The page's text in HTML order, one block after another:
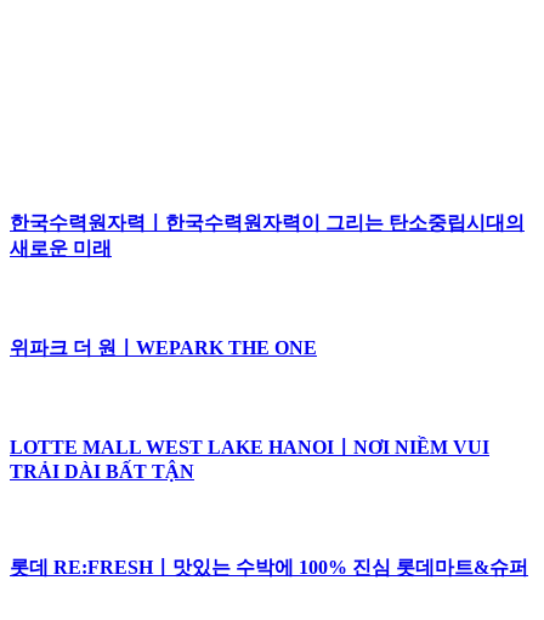
한국수력원자력ㅣ한국수력원자력이 그리는 탄소중립시대의
새로운 미래
위파크 더 원ㅣWEPARK THE ONE
LOTTE MALL WEST LAKE HANOIㅣNƠI NIỀM VUI
TRẢI DÀI BẤT TẬN
롯데 RE:FRESHㅣ맛있는 수박에 100% 진심 롯데마트&슈퍼